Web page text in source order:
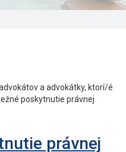
a advokátky, ktorí/é
poskytnutie právnej
právnej